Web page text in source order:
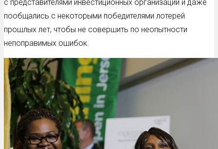
с представителями инвестиционных организаций и даже
пообщались с некоторыми победителями лотерей
прошлых лет, чтобы не совершить по неопытности
непоправимых ошибок.